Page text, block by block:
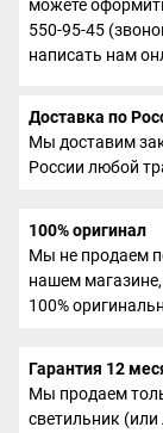
можете
550-95-45
написать нам
Доставка по
Мы доставим
России любой
100% оригинал
Мы не продаем
нашем
100%
Гарантия 12
Мы продаем
светильник